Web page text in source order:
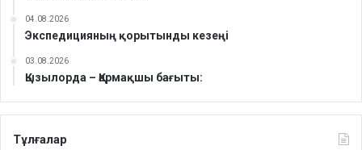
04.08.2026
Экспедицияның қорытынды кезеңі
03.08.2026
Қызылорда – Қармақшы бағыты:
Тұлғалар